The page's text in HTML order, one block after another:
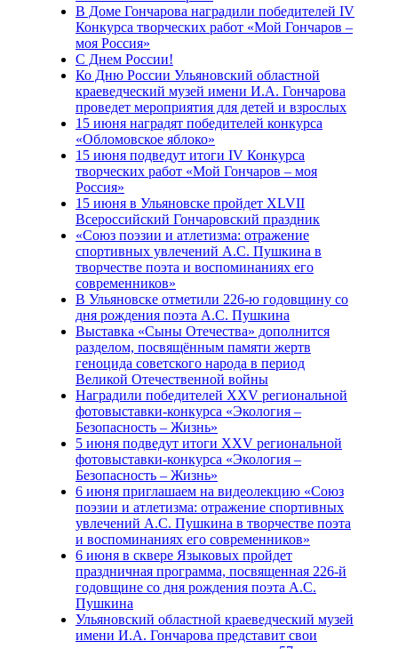
В Доме Гончарова наградили победителей IV
Конкурса творческих работ «Мой Гончаров –
моя Россия»
С Днем России!
Ко Дню России Ульяновский областной
краеведческий музей имени И.А. Гончарова
проведет мероприятия для детей и взрослых
15 июня наградят победителей конкурса
«Обломовское яблоко»
15 июня подведут итоги IV Конкурса
творческих работ «Мой Гончаров – моя
Россия»
15 июня в Ульяновске пройдет XLVII
Всероссийский Гончаровский праздник
«Союз поэзии и атлетизма: отражение
спортивных увлечений А.С. Пушкина в
творчестве поэта и воспоминаниях его
современников»
В Ульяновске отметили 226-ю годовщину со
дня рождения поэта А.С. Пушкина
Выставка «Сыны Отечества» дополнится
разделом, посвящённым памяти жертв
геноцида советского народа в период
Великой Отечественной войны
Наградили победителей XXV региональной
фотовыставки-конкурса «Экология –
Безопасность – Жизнь»
5 июня подведут итоги XXV региональной
фотовыставки-конкурса «Экология –
Безопасность – Жизнь»
6 июня приглашаем на видеолекцию «Союз
поэзии и атлетизма: отражение спортивных
увлечений А.С. Пушкина в творчестве поэта
и воспоминаниях его современников»
6 июня в сквере Языковых пройдет
праздничная программа, посвященная 226-й
годовщине со дня рождения поэта А.С.
Пушкина
Ульяновский областной краеведческий музей
имени И.А. Гончарова представит свои